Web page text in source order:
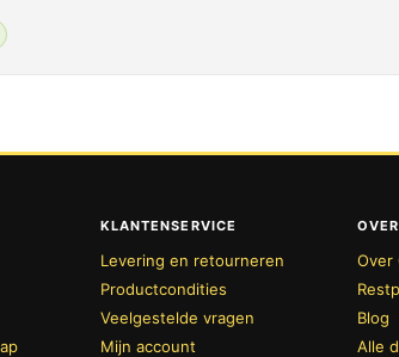
KLANTENSERVICE
Levering en retourneren
Productcondities
Veelgestelde vragen
Mijn account
Over
Blog
Alle